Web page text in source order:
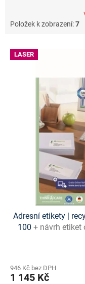
Položek k zobrazení:7
V LASER
Adresní etikety |
100 + návrh etiket
946 Kč bez DPH
1 145 Kč